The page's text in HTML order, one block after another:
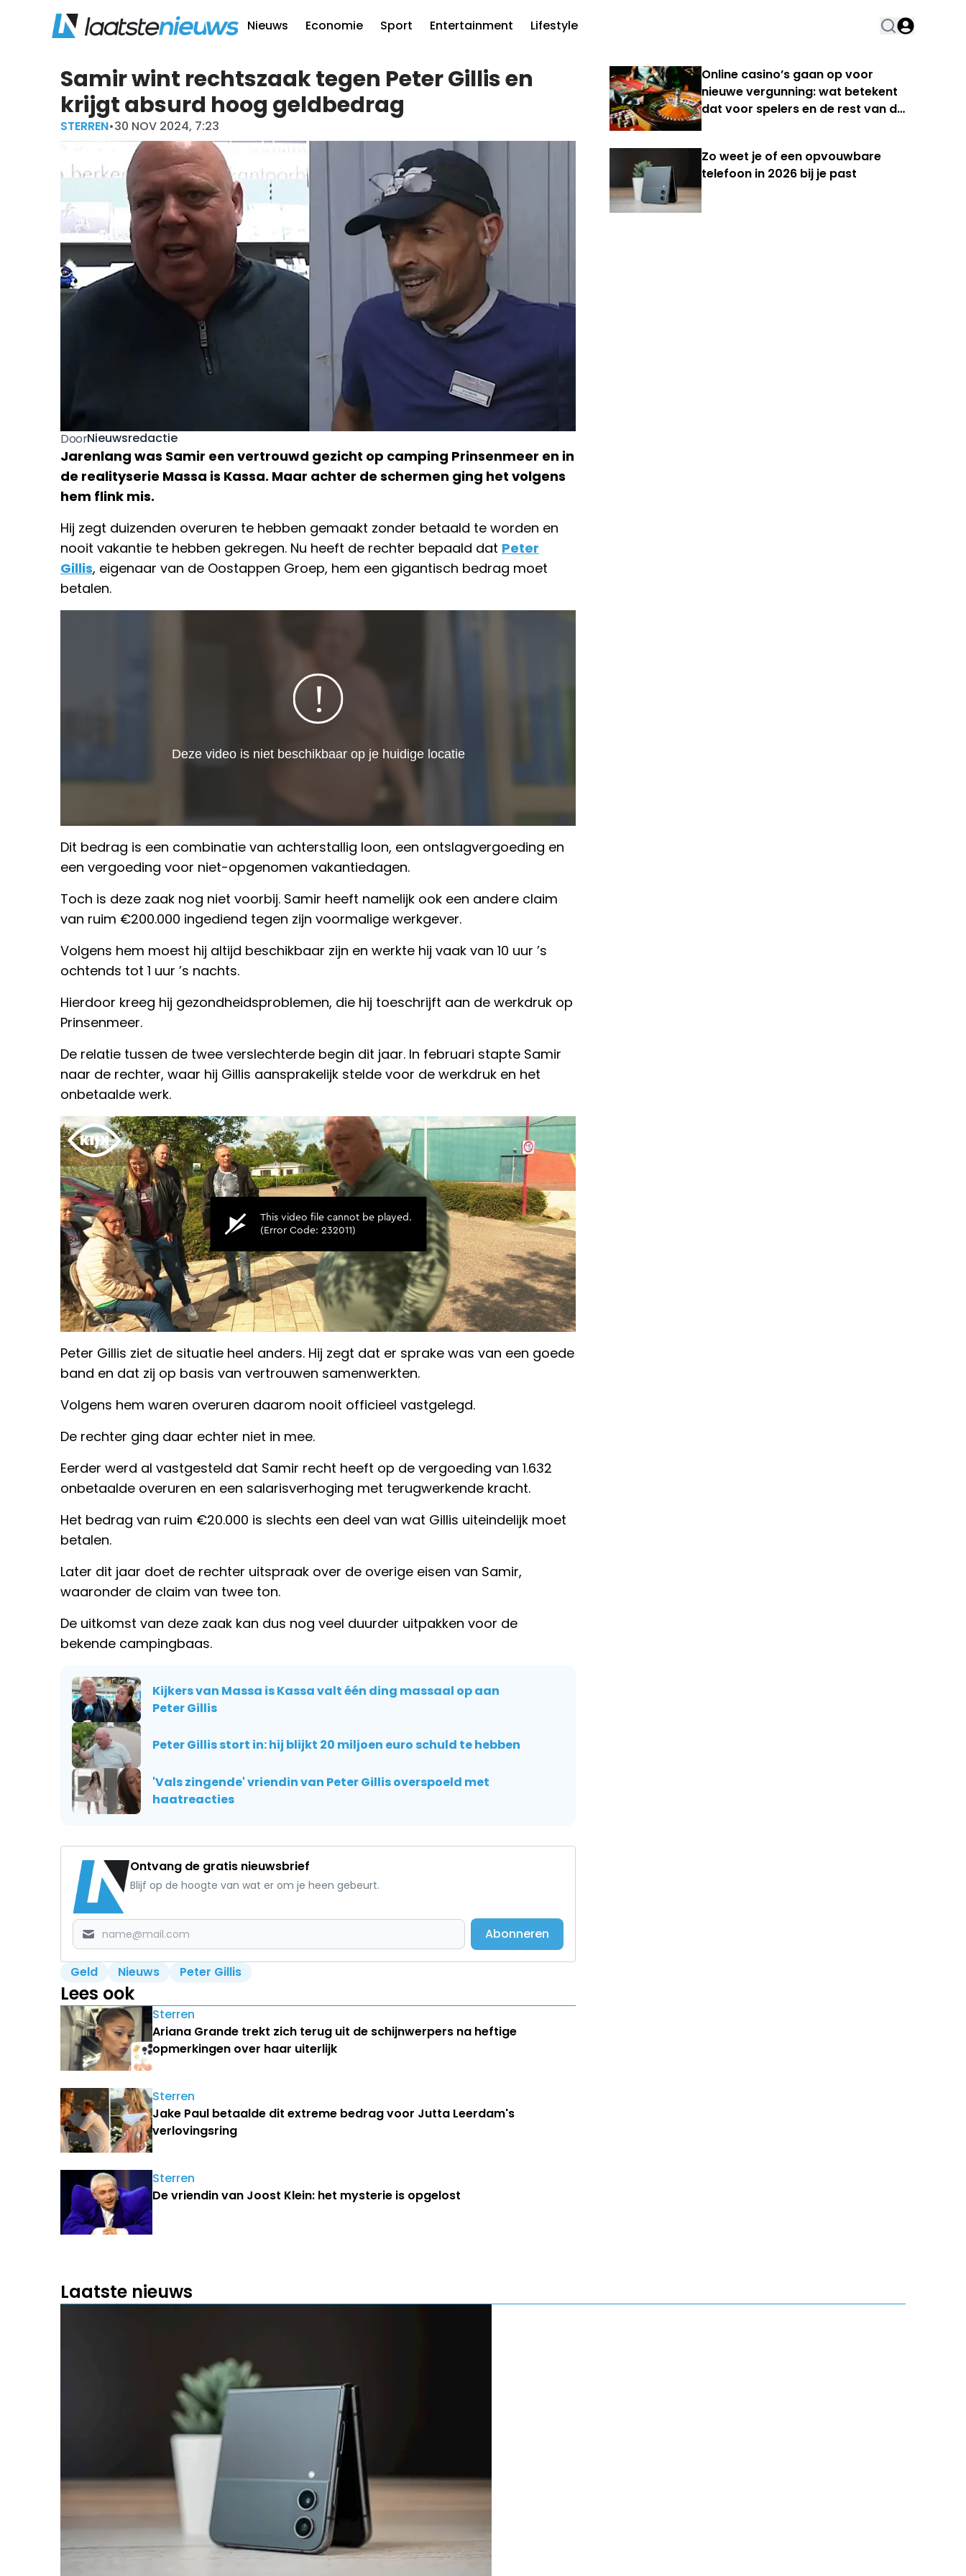
Nieuws Economie Sport Entertainment Lifestyle
Samir wint rechtszaak tegen Peter Gillis en
krijgt absurd hoog geldbedrag
STERREN•30 NOV 2024, 7:23
DoorNieuwsredactie
Jarenlang was Samir een vertrouwd gezicht op camping Prinsenmeer en in
de realityserie Massa is Kassa. Maar achter de schermen ging het volgens
hem flink mis.
Hij zegt duizenden overuren te hebben gemaakt zonder betaald te worden en
nooit vakantie te hebben gekregen. Nu heeft de rechter bepaald dat Peter
Gillis, eigenaar van de Oostappen Groep, hem een gigantisch bedrag moet
betalen.
Dit bedrag is een combinatie van achterstallig loon, een ontslagvergoeding en
een vergoeding voor niet-opgenomen vakantiedagen.
Toch is deze zaak nog niet voorbij. Samir heeft namelijk ook een andere claim
van ruim €200.000 ingediend tegen zijn voormalige werkgever.
Volgens hem moest hij altijd beschikbaar zijn en werkte hij vaak van 10 uur ’s
ochtends tot 1 uur ’s nachts.
Hierdoor kreeg hij gezondheidsproblemen, die hij toeschrijft aan de werkdruk op
Prinsenmeer.
De relatie tussen de twee verslechterde begin dit jaar. In februari stapte Samir
naar de rechter, waar hij Gillis aansprakelijk stelde voor de werkdruk en het
onbetaalde werk.
Peter Gillis ziet de situatie heel anders. Hij zegt dat er sprake was van een goede
band en dat zij op basis van vertrouwen samenwerkten.
Volgens hem waren overuren daarom nooit officieel vastgelegd.
De rechter ging daar echter niet in mee.
Eerder werd al vastgesteld dat Samir recht heeft op de vergoeding van 1.632
onbetaalde overuren en een salarisverhoging met terugwerkende kracht.
Het bedrag van ruim €20.000 is slechts een deel van wat Gillis uiteindelijk moet
betalen.
Later dit jaar doet de rechter uitspraak over de overige eisen van Samir,
waaronder de claim van twee ton.
De uitkomst van deze zaak kan dus nog veel duurder uitpakken voor de
bekende campingbaas.
Kijkers van Massa is Kassa valt één ding massaal op aan
Peter Gillis
Peter Gillis stort in: hij blijkt 20 miljoen euro schuld te hebben
'Vals zingende' vriendin van Peter Gillis overspoeld met
haatreacties
Ontvang de gratis nieuwsbrief
Blijf op de hoogte van wat er om je heen gebeurt.
Abonneren
Geld Nieuws Peter Gillis
Lees ook
Sterren
Ariana Grande trekt zich terug uit de schijnwerpers na heftige
opmerkingen over haar uiterlijk
Sterren
Jake Paul betaalde dit extreme bedrag voor Jutta Leerdam's
verlovingsring
Sterren
De vriendin van Joost Klein: het mysterie is opgelost
Online casino’s gaan op voor
nieuwe vergunning: wat betekent
dat voor spelers en de rest van de
Zo weet je of een opvouwbare
telefoon in 2026 bij je past
Laatste nieuws